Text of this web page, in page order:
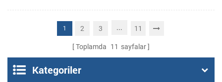
otomatik kesici termal
yazıcı bağlama
mini paneli termal yazıcı
1 2 3 ... 11
Toplamda 11 sayfalar
Kategoriler